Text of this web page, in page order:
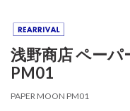
浅野商店 ペーパ
PM01
PAPER MOON PM01